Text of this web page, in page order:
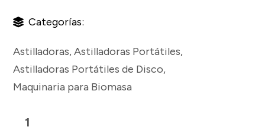
Categorías:
Astilladoras,Astilladoras Portátiles,
Astilladoras Portátiles de Disco,
Maquinaria para Biomasa
Astilladora